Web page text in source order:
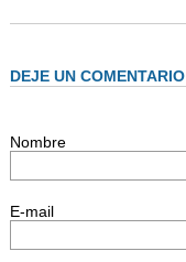
DEJE UN COMENTARIO
Nombre
E-mail